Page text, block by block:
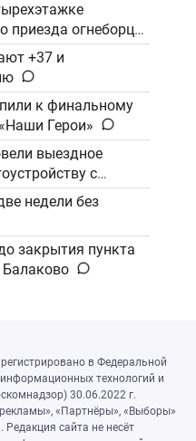
огнеборцев
+37 и
к финальному
Герои»
выездное
с
«ФосАгро»
недели без
закрытия пункта
Балаково
в Федеральной
технологий и
30.06.2022 г.
«Партнёры», «Выборы»
сайта не несёт